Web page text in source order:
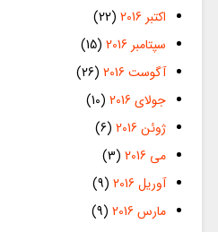
اکتبر 2016
(22)
سپتامبر 2016
(15)
آگوست 2016
(26)
جولای 2016
(10)
ژوئن 2016
(6)
می 2016
(3)
آوریل 2016
(9)
مارس 2016
(9)